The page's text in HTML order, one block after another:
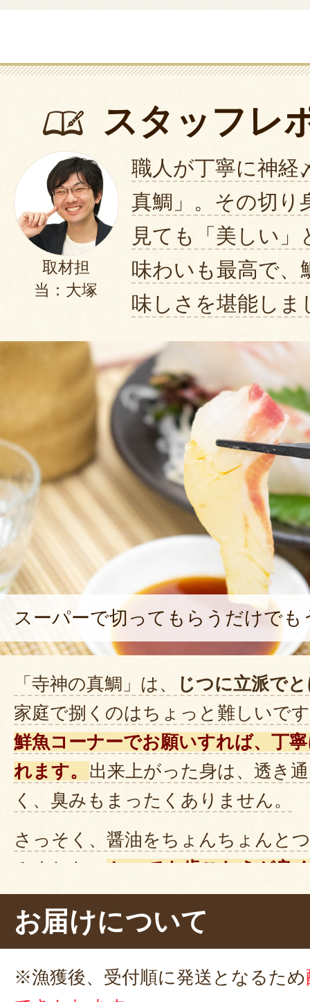
スタッフレ
取材担
当：大塚
職人が丁寧に神経
真鯛」。その切り
見ても「美しい
味わいも最高で、
味しさを堪能しま
スーパーで切ってもらうだけでも
「寺神の真鯛」は、
じつに立派で
家庭で捌くのはちょっと難しいで
鮮魚コーナーでお願いすれば、丁
れます。
出来上がった身は、透き
く、臭みもまったくありません。
さっそく、醤油をちょんちょんと
みました。 とっても歯ごたえが良
た脂身が、口の中でとろけるよう
はなく、鯛特有のうま味をストレ
しいです！
お届けについて
※漁獲後、受付順に発送となるため